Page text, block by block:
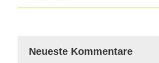
Neueste Kommentare